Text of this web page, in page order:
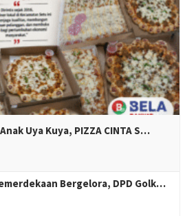
Uya Kuya, PIZZA CINTA S…
Bergelora, DPD Golk…